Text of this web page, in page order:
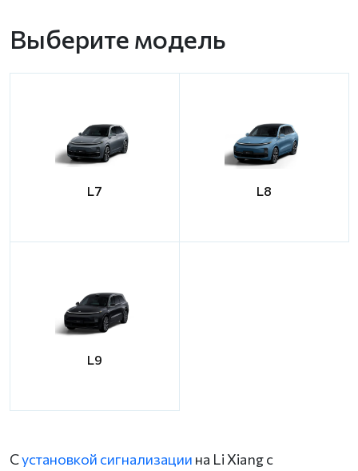
Выберите модель
L7 L8
L9
Сустановкой сигнализации на Li Xiang с